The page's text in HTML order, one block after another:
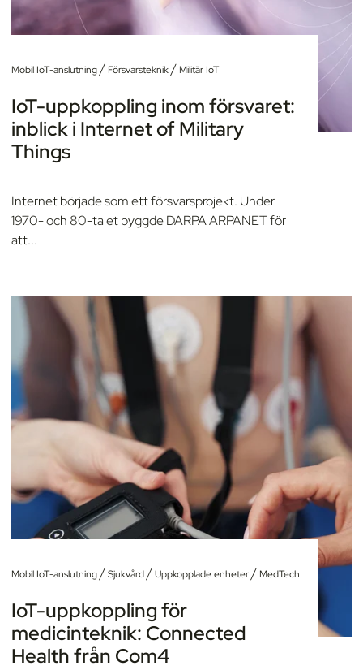
Mobil IoT-anslutning/ Försvarsteknik/ Militär IoT
IoT-uppkoppling inom försvaret:
inblick i Internet of Military
Things
Internet började som ett försvarsprojekt. Under
1970- och 80-talet byggde DARPA ARPANET för
att...
Mobil IoT-anslutning/Sjukvård/Uppkopplade enheter/ MedTech
IoT-uppkoppling för
medicinteknik: Connected
Health från Com4